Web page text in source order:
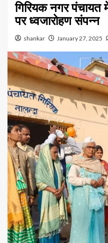
गिरियक नगर
पर ध्वजारोहण संपन्न
shankar January 27, 2025